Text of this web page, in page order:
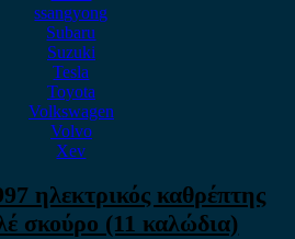
ssangyong
Subaru
Suzuki
Tesla
Toyota
Volkswagen
Volvo
Xev
ηλεκτρικός καθρέπτης
σκούρο (11 καλώδια)